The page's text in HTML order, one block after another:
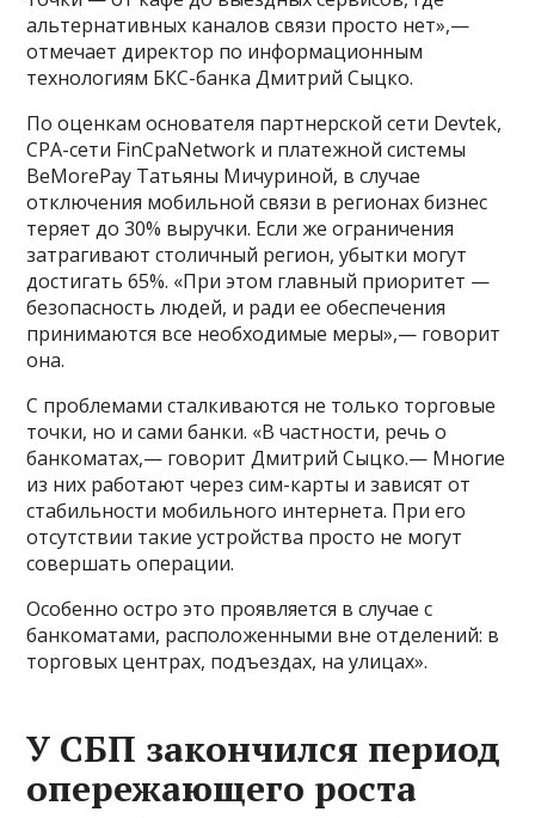
альтернативных каналов связи просто нет»,—
отмечает директор по информационным
технологиям БКС-банка Дмитрий Сыцко.
По оценкам основателя партнерской сети Devtek,
CPA-сети FinCpaNetwork и платежной системы
BeMorePay Татьяны Мичуриной, в случае
отключения мобильной связи в регионах бизнес
теряет до 30% выручки. Если же ограничения
затрагивают столичный регион, убытки могут
достигать 65%. «При этом главный приоритет —
безопасность людей, и ради ее обеспечения
принимаются все необходимые меры»,— говорит
она.
С проблемами сталкиваются не только торговые
точки, но и сами банки. «В частности, речь о
банкоматах,— говорит Дмитрий Сыцко.— Многие
из них работают через сим-карты и зависят от
стабильности мобильного интернета. При его
отсутствии такие устройства просто не могут
совершать операции.
Особенно остро это проявляется в случае с
банкоматами, расположенными вне отделений: в
торговых центрах, подъездах, на улицах».
У СБП закончился период
опережающего роста